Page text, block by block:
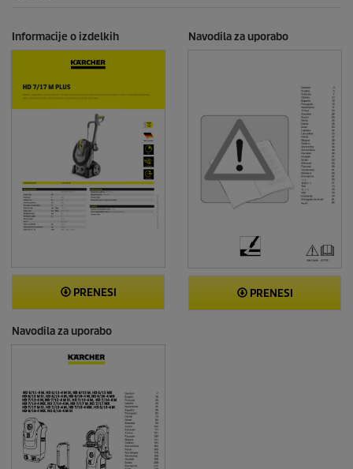
Informacije o izdelkih
PRENESI
Navodila za uporabo
PRENESI
Navodila za uporabo